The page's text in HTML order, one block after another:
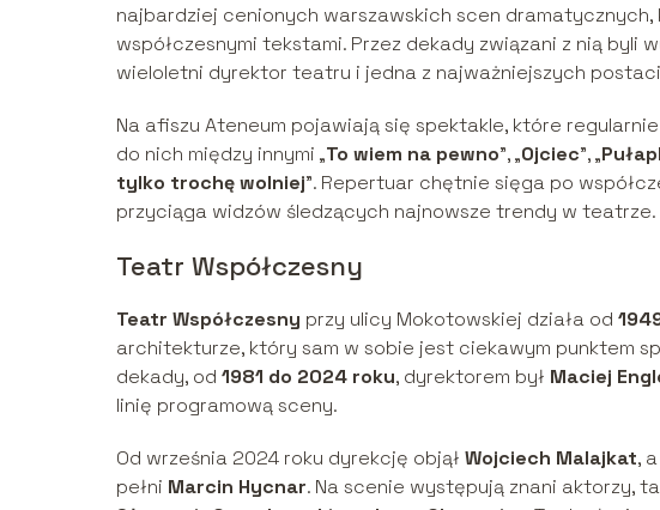
najbardziej cenionych warszawskich scen
współczesnymi tekstami. Przez dekady związani z nią byli
wieloletni dyrektor teatru i jedna z najważniejszych
Na afiszu Ateneum pojawiają się spektakle, które
do nich między innymi „To wiem na pewno”, „Ojciec”, „
tylko trochę wolniej”. Repertuar chętnie sięga po
przyciąga widzów śledzących najnowsze trendy w teatrze.
Teatr Współczesny
Teatr Współczesny przy ulicy Mokotowskiej działa od
architekturze, który sam w sobie jest ciekawym punktem
dekady, od 1981 do 2024 roku, dyrektorem był Maciej
linię programową sceny.
Od września 2024 roku dyrekcję objął Wojciech Malajkat,
pełni Marcin Hycnar. Na scenie występują znani aktorzy,